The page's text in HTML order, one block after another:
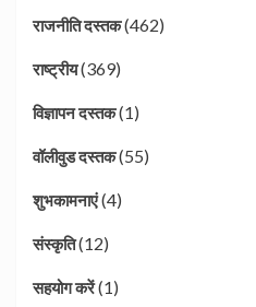
राजनीति दस्तक(462)
राष्ट्रीय(369)
विज्ञापन दस्तक(1)
वॉलीवुड दस्तक(55)
शुभकामनाएं(4)
संस्कृति(12)
सहयोग करें(1)